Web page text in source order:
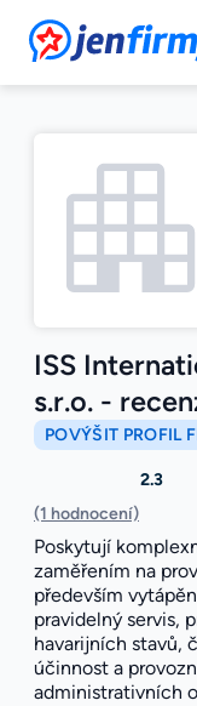
JenFirmy.cz
ISS
s.r.o. -
POVÝŠIT PROFIL
2.3
(1 hodnocení)
Poskytují
zaměřením na
především
pravidelný servis,
havarijních stavů,
účinnost a
administrativních